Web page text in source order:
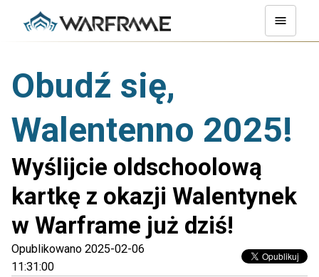
Obudź się,
Walentenno 2025!
Wyślijcie oldschoolową
kartkę z okazji Walentynek
w Warframe już dziś!
Opublikowano 2025-02-06
11:31:00